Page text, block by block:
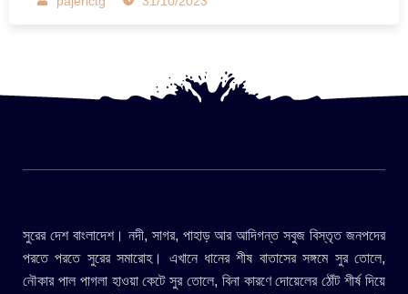
সুরের দেশ বাংলাদেশ। নদী, সাগর, পাহাড় আর আদিগন্ত সবুজ বিস্তৃত জনপদের
পরতে পরতে সুরের সমারোহ। এখানে ধানের শীষ বাতাসের সঙ্গমে সুর তোলে,
নৌকার পাল পাগলা হাওয়া কেটে সুর তোলে, বিনা কারণে দোয়েলের ঠোঁট শীর্ষ দিয়ে